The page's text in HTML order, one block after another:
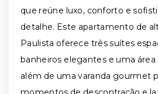
que reúne luxo, conforto e
detalhe. Este apartamento de
Paulista oferece três suítes
banheiros elegantes e uma
além de uma varanda gourmet